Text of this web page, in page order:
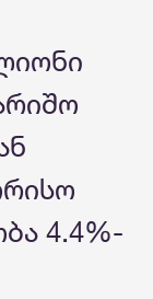
4.4%-